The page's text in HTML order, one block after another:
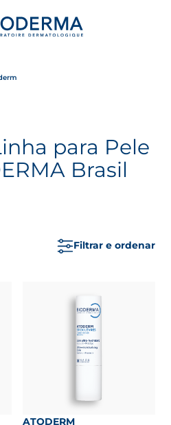
para Pele
Brasil
Filtrar e ordenar
ATODERM